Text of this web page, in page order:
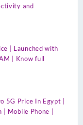
and
| Launched with
| Know full
5G Price In Egypt |
Mobile Phone |